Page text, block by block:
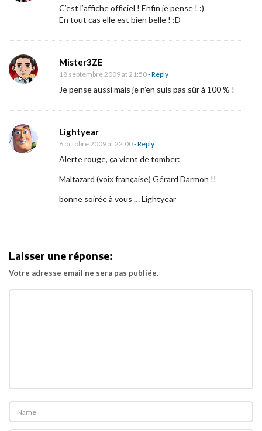
a
i
c
h
e
(
f
i
n
e
)
p
o
u
C’est l’affiche officiel ! Enfin je pense ! :)
En tout cas elle est bien belle ! :D
Mister3ZE
18 septembre 2009 at 21:50- Reply
Je pense aussi mais je n’en suis pas sûr à 100 % !
Lightyear
6 octobre 2009 at 22:00- Reply
Alerte rouge, ça vient de tomber:
Maltazard (voix française) Gérard Darmon !!
bonne soirée à vous … Lightyear
Laisser une réponse:
Votre adresse email ne sera pas publiée.